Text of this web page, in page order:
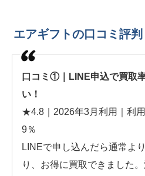
エアギフトの口コミ評判
口コミ①｜LINE申込で買取
い！
★4.8｜2026年3月利用｜利
9％
LINEで申し込んだら通常よ
り、お得に買取できました